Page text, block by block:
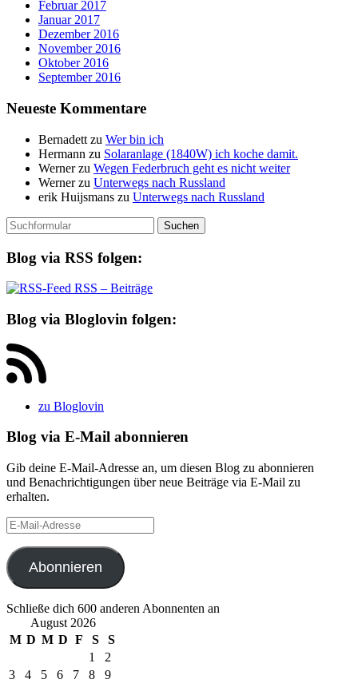
Februar 2017
Januar 2017
Dezember 2016
November 2016
Oktober 2016
September 2016
Neueste Kommentare
Bernadett zu Wer bin ich
Hermann zu Solaranlage (1840W) ich koche damit.
Wernerzu Wegen Federbruch geht es nicht weiter
Wernerzu Unterwegs nach Russland
erik Huijsmans zu Unterwegs nach Russland
Suchen
nach:
Blog via RSS folgen:
RSS – Beiträge
Blog via Bloglovin folgen:
zu Bloglovin
Blog via E-Mail abonnieren
Gib deine E-Mail-Adresse an, um diesen Blog zu abonnieren
und Benachrichtigungen über neue Beiträge via E-Mail zu
erhalten.
E-
Mail-
Adresse
Abonnieren
Schließe dich 600 anderen Abonnenten an
August 2026
M D M D F S
S
1
2
3
4 5 6 7 8
9